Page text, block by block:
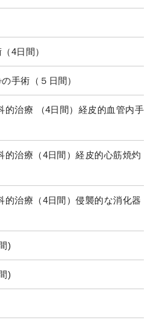
4日間）
手術（５日間）
治療 （4日間）経皮的血管内手
治療（4日間）経皮的心筋焼灼
治療（4日間）侵襲的な消化器
)
)